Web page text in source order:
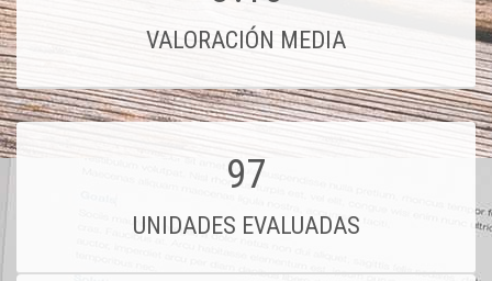
VALORACIÓN MEDIA
97
UNIDADES EVALUADAS